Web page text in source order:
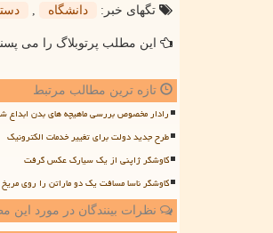
تگهای خبر: دانشگاه ,
این مطلب پرتوبلاگ را می
تازه ترین مطالب مرتبط
رادار مخصوص بررسی ماهیچه های بدن ابداع
طرح جدید دولت برای تغییر خدمات الکترونیک
کاوشگر ژاپنی از یک سیارک عکس گرفت
کاوشگر ناسا مسافت یک دو ماراتن را روی
نظرات بینندگان در مورد این